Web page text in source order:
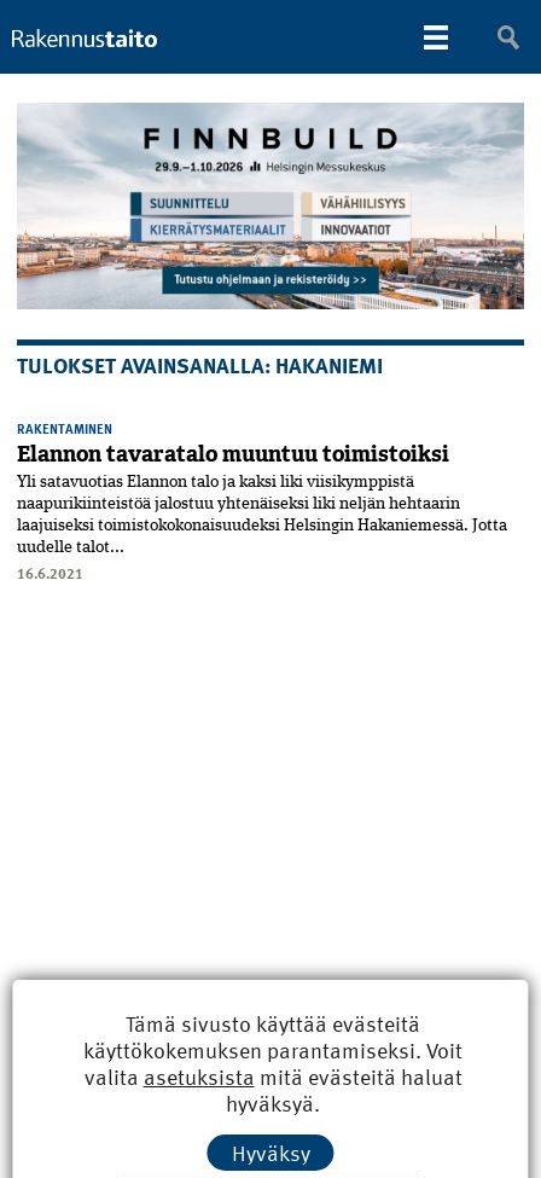
TULOKSET AVAINSANALLA: HAKANIEMI
RAKENTAMINEN
Elannon tavaratalo muuntuu toimistoiksi
Yli satavuotias Elannon talo ja kaksi liki viisikymppistä
naapurikiinteistöä jalostuu yhtenäiseksi liki neljän hehtaarin
laajuiseksi toimistokokonaisuudeksi Helsingin Hakaniemessä. Jotta
uudelle talot...
16.6.2021
Kyberisku kiinteistötietoihin haittaisi energiarakentamista
8.6.2026 15:21
Tämä sivusto käyttää evästeitä
käyttökokemuksen parantamiseksi. Voit
valita asetuksista mitä evästeitä haluat
hyväksyä.
Hyväksy